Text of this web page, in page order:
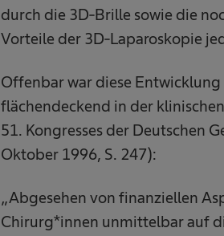
durch die 3D-Brille sowie die
Vorteile der 3D-Laparoskopie
Offenbar war diese
flächendeckend in der
51. Kongresses der Deutschen
Oktober 1996, S. 247):
„Abgesehen von finanziellen
Chirurg*innen unmittelbar auf